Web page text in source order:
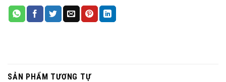
SẢN PHẨM TƯƠNG TỰ